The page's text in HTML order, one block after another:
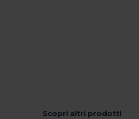
Scopri altri prodotti